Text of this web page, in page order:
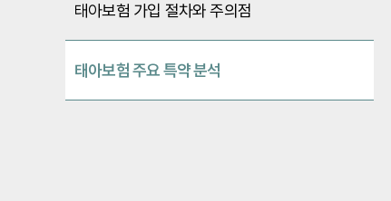
태아보험 가입 절차와 주의점
태아보험 주요 특약 분석